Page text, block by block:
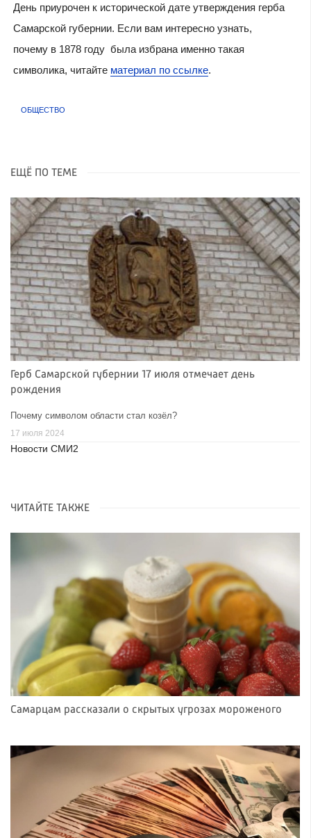
День приурочен к исторической дате утверждения герба
Самарской губернии. Если вам интересно узнать,
почему в 1878 году была избрана именно такая
символика, читайте материал по ссылке.
ОБЩЕСТВО
ЕЩЁ ПО ТЕМЕ
Герб Самарской губернии 17 июля отмечает день
рождения
Почему символом области стал козёл?
17 июля 2024
Новости СМИ2
ЧИТАЙТЕ ТАКЖЕ
Самарцам рассказали о скрытых угрозах мороженого